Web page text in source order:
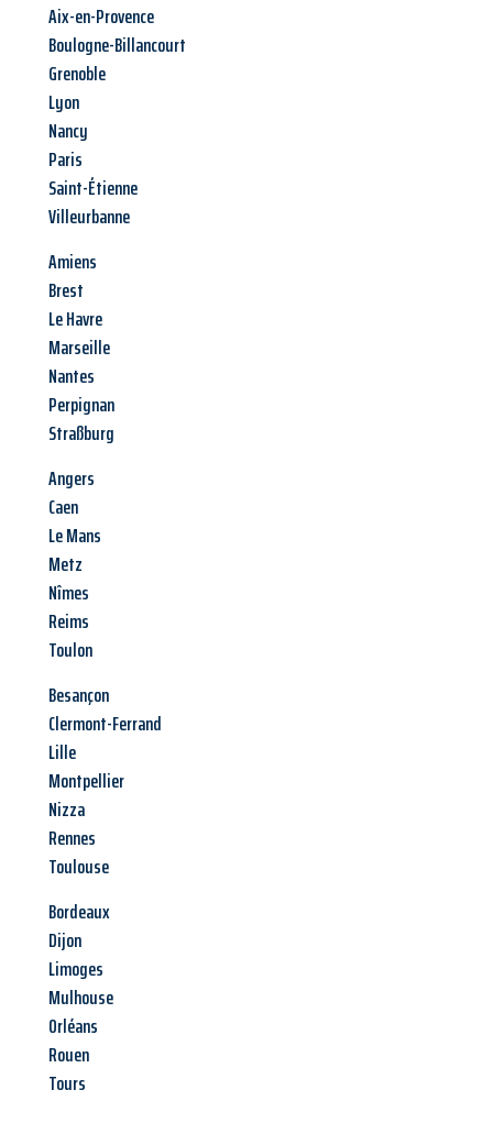
Aix-en-Provence
Boulogne-Billancourt
Grenoble
Lyon
Nancy
Paris
Saint-Étienne
Villeurbanne
Amiens
Brest
Le Havre
Marseille
Nantes
Perpignan
Straßburg
Angers
Caen
Le Mans
Metz
Nîmes
Reims
Toulon
Besançon
Clermont-Ferrand
Lille
Montpellier
Nizza
Rennes
Toulouse
Bordeaux
Dijon
Limoges
Mulhouse
Orléans
Rouen
Tours